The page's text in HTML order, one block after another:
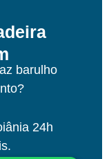
barulho
24h